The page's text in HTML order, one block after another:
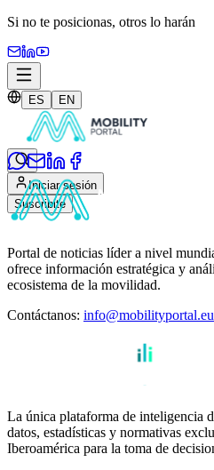
Si no te posicionas, otros lo harán
ES EN
Iniciar sesión
Suscribite
Portal de noticias líder a nivel
ofrece información estratégica y
ecosistema de la movilidad.
Contáctanos: info@mobilityportal.eu
La única plataforma de inteligencia
datos, estadísticas y normativas
Iberoamérica para la toma de